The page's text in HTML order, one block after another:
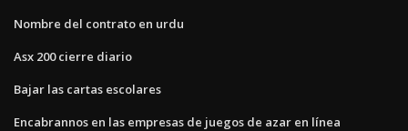
Nombre del contrato en urdu
Asx 200 cierre diario
Bajar las cartas escolares
Encabrannos en las empresas de juegos de azar en línea